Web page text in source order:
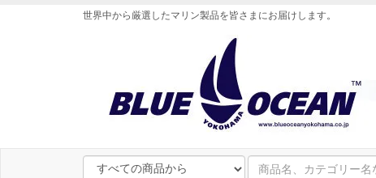
世界中から厳選したマリン製品を皆さまにお届けします。